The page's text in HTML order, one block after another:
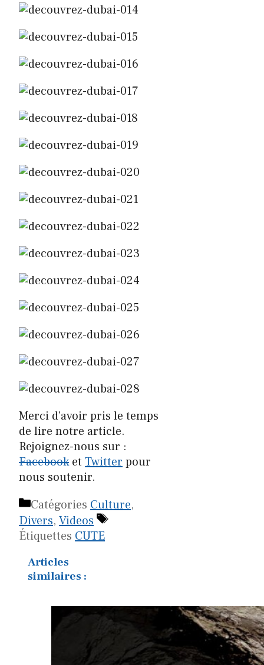
Merci d’avoir pris le temps
de lire notre article.
Rejoignez-nous sur :
Facebooket Twitter pour
nous soutenir.
Catégories Culture,
Divers, Videos
Étiquettes CUTE
Articles
similaires :